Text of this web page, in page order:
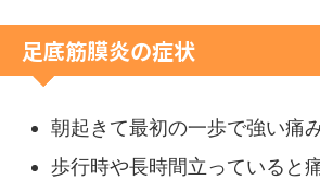
足底筋膜炎の症状
朝起きて最初の一歩で強い痛
歩行時や長時間立っていると